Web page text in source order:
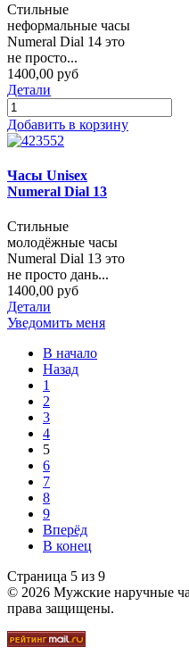
Стильные
неформальные часы
Numeral Dial 14 это
не просто...
1400,00 руб
Детали
Добавить в корзину
Часы Unisex
Numeral Dial 13
Стильные
молодёжные часы
Numeral Dial 13 это
не просто дань...
1400,00 руб
Детали
Уведомить меня
В начало
Назад
1
2
3
4
5
6
7
8
9
Вперёд
В конец
Страница 5 из 9
© 2026 Мужские наручные
права защищены.